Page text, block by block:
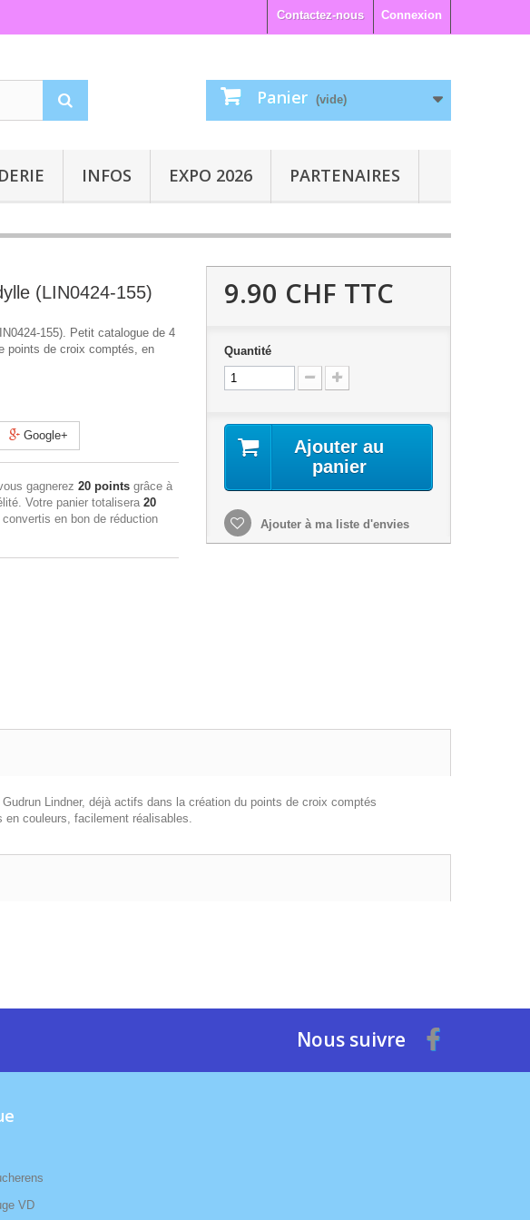
Connexion
Contactez-nous
Panier (vide)
INFOS EXPO 2026 PARTENAIRES
(LIN0424-155)
155). Petit catalogue de 4
points de croix comptés, en
Google+
gagnerez 20 points grâce à
Votre panier totalisera 20
en bon de réduction
9.90 CHF TTC
Quantité
Ajouter au
panier
Ajouter à ma liste d'envies
Lindner, déjà actifs dans la création du points de croix comptés
en couleurs, facilement réalisables.
Nous suivre
VD